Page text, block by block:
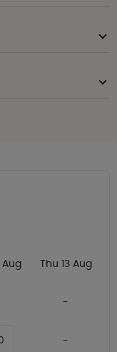
Aug Thu 13 Aug